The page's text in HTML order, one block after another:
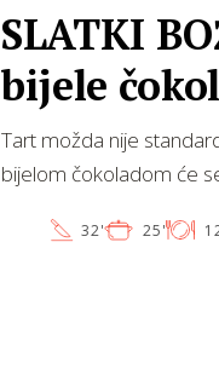
SLATKI
bijele
Tart možda nije
bijelom čokoladom će
32' 25'